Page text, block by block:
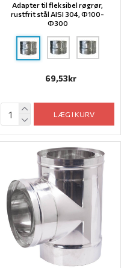
Adapter til fleksibel røgrør,
rustfrit stål AISI 304, Ф100-
Ф300
69,53kr
LÆG I KURV